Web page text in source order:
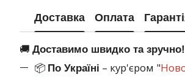
Доставка Оплата
🚚 Доставимо швидко та зручно!
📦 По Україні – кур'єром "